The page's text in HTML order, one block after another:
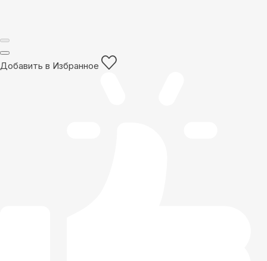
Добавить в Избранное